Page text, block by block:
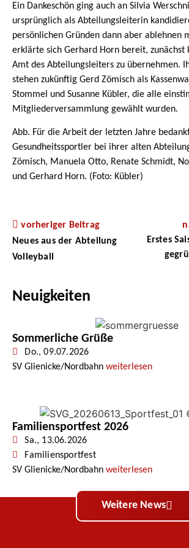
Ein Dankeschön ging auch an Silvia
ursprünglich als Abteilungsleiterin
persönlichen Gründen dann aber ablehnen
erklärte sich Gerhard Horn bereit, zunächst
Amt des Abteilungsleiters zu übernehmen.
stehen zukünftig Gerd Zömisch als
Stommel und Susanne Kübler, die alle
Mitgliederversammlung gewählt wurden.
Abb. Für die Arbeit der letzten Jahre
Gesundheitssportler bei ihrer alten
Zömisch, Manuela Otto, Renate Schmidt,
und Gerhard Horn. (Foto: Kübler)
vorheriger Beitrag
Neues aus der Abteilung
Volleyball
Erstes
Neuigkeiten
Sommerliche Grüße
Do., 09.07.2026
SV Glienicke/Nordbahn weiterlesen
Familiensportfest 2026
Sa., 13.06.2026
Familiensportfest
SV Glienicke/Nordbahn weiterlesen
Weitere News